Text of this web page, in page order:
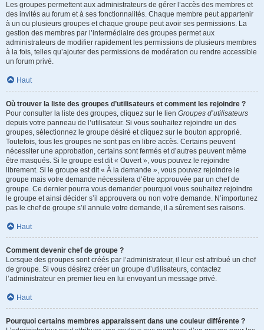
Les groupes permettent aux administrateurs de gérer l’accès des membres et
des invités au forum et à ses fonctionnalités. Chaque membre peut appartenir
à un ou plusieurs groupes et chaque groupe peut avoir ses permissions. La
gestion des membres par l’intermédiaire des groupes permet aux
administrateurs de modifier rapidement les permissions de plusieurs membres
à la fois, telles qu’ajouter des permissions de modération ou rendre accessible
un forum privé.
Haut
Où trouver la liste des groupes d’utilisateurs et comment les rejoindre ?
Pour consulter la liste des groupes, cliquez sur le lien Groupes d’utilisateurs
depuis votre panneau de l’utilisateur. Si vous souhaitez rejoindre un des
groupes, sélectionnez le groupe désiré et cliquez sur le bouton approprié.
Toutefois, tous les groupes ne sont pas en libre accès. Certains peuvent
nécessiter une approbation, certains sont fermés et d’autres peuvent même
être masqués. Si le groupe est dit « Ouvert », vous pouvez le rejoindre
librement. Si le groupe est dit « À la demande », vous pouvez rejoindre le
groupe mais votre demande nécessitera d’être approuvée par un chef de
groupe. Ce dernier pourra vous demander pourquoi vous souhaitez rejoindre
le groupe et ainsi décider s’il approuvera ou non votre demande. N’importunez
pas le chef de groupe s’il annule votre demande, il a sûrement ses raisons.
Haut
Comment devenir chef de groupe ?
Lorsque des groupes sont créés par l’administrateur, il leur est attribué un chef
de groupe. Si vous désirez créer un groupe d’utilisateurs, contactez
l’administrateur en premier lieu en lui envoyant un message privé.
Haut
Pourquoi certains membres apparaissent dans une couleur différente ?